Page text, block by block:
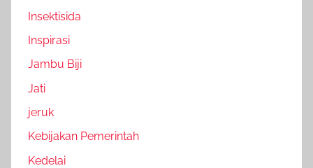
Insektisida
Inspirasi
Jambu Biji
Jati
jeruk
Kebijakan Pemerintah
Kedelai